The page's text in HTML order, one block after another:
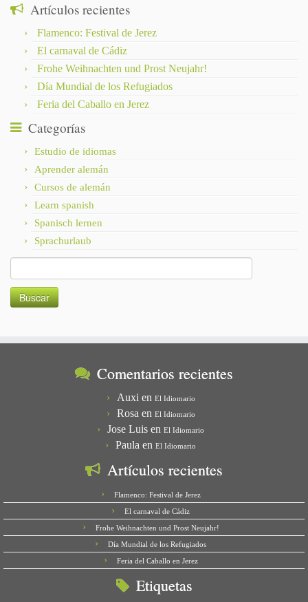
Artículos recientes
Flamenco: Festival de Jerez
El carnaval de Cádiz
Frohe Weihnachten und Prost Neujahr!
Día Mundial de los Refugiados
Feria del Caballo en Jerez
Categorías
Estudio de idiomas
Aprender alemán
Cursos de alemán
Learn spanish
Spanisch lernen
Sprachurlaub
Comentarios recientes
Auxi en El Idiomario
Rosa en El Idiomario
Jose Luis en El Idiomario
Paula en El Idiomario
Artículos recientes
Flamenco: Festival de Jerez
El carnaval de Cádiz
Frohe Weihnachten und Prost Neujahr!
Día Mundial de los Refugiados
Feria del Caballo en Jerez
Etiquetas